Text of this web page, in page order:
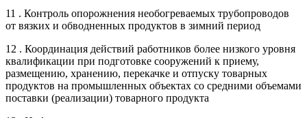
11 . Контроль опорожнения необогреваемых трубопроводов
от вязких и обводненных продуктов в зимний период
12 . Координация действий работников более низкого уровня
квалификации при подготовке сооружений к приему,
размещению, хранению, перекачке и отпуску товарных
продуктов на промышленных объектах со средними объемами
поставки (реализации) товарного продукта